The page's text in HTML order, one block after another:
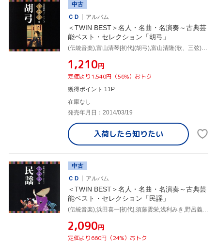
中古
ＣＤ
アルバム
＜TWIN BEST＞名人・名曲・名演奏～古典芸
能ベスト・セレクション「胡弓」
(伝統音楽),富山清琴[初代](胡弓),富山清隆(歌、三弦),横井みつゑ(胡弓),井野川幸次(歌、箏(替手)),三品正保(箏(本手)),阿部桂子(三弦(本手)),菊原初子(三弦(替手))
¥1,210円
定価より1,540円（56%）おトク
獲得ポイント 11P
在庫なし
発売年月日：2014/03/19
入荷したら知りたい
中古
ＣＤ
アルバム
＜TWIN BEST＞名人・名曲・名演奏～古典芸
能ベスト・セレクション「民謡」
(伝統音楽),浜田喜一[初代],須藤雲栄,浅利みき,野呂義昭,畠山孝一,越中五箇山筑子唄保存会,米八[三代目]
¥2,090円
定価より660円（24%）おトク